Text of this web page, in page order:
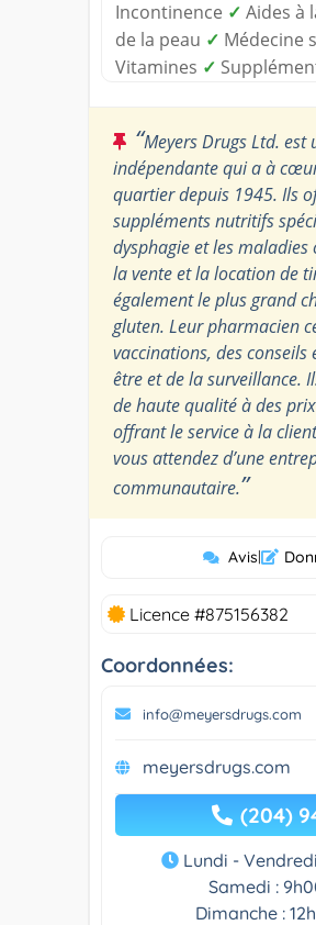
Incontinence ✓ Aides à
de la peau ✓ Médecine
Vitamines ✓
“Meyers Drugs Ltd. est
indépendante qui a à
quartier depuis 1945. Ils
suppléments nutritifs
dysphagie et les
la vente et la location de
également le plus grand
gluten. Leur pharmacien
vaccinations, des
être et de la surveillance.
de haute qualité à des
offrant le service à la
vous attendez d’une
communautaire.”
Avis|
Licence #875156382
Coordonnées:
info@meyersdrugs.com
meyersdrugs.com
(204)
Lundi -
Samedi :
Dimanche :